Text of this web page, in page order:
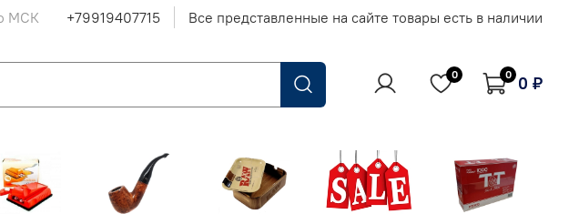
МСК +79919407715 Все представленные на сайте товары есть в наличии
0 0 0 ₽